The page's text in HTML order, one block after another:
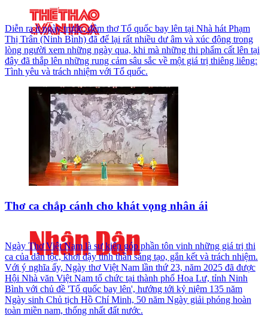
Diễn ra ít ngày trước, đêm thơ Tổ quốc bay lên tại Nhà hát Phạm
Thị Trân (Ninh Bình) đã để lại rất nhiều dư âm và xúc động trong
lòng người xem những ngày qua, khi mà những thi phẩm cất lên tại
đây đã thắp lên những rung cảm sâu sắc về một giá trị thiêng liêng:
Tình yêu và trách nhiệm với Tổ quốc.
Thơ ca chắp cánh cho khát vọng nhân ái
Ngày Thơ Việt Nam là sự kiện góp phần tôn vinh những giá trị thi
ca của dân tộc, khơi dậy tinh thần sáng tạo, gắn kết và trách nhiệm.
Với ý nghĩa ấy, Ngày thơ Việt Nam lần thứ 23, năm 2025 đã được
Hội Nhà văn Việt Nam tổ chức tại thành phố Hoa Lư, tỉnh Ninh
Bình với chủ đề 'Tổ quốc bay lên', hướng tới kỷ niệm 135 năm
Ngày sinh Chủ tịch Hồ Chí Minh, 50 năm Ngày giải phóng hoàn
toàn miền nam, thống nhất đất nước.